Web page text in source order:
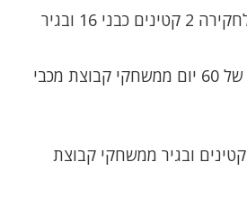
בתום ביצוע פעולות חקירה מהירות ובסיוע אנשי האבטחה במקום, עיכבו השוטרים לחקירה 2 קטינים כבני 16 ובגיר
לאחר שימוע שביצע קצין האג"מ בתחנה ל 3 המעוכבים , הורחקו השלושה לתקופה של 60 יום ממשחקי קבוצת מכבי
שוטרי מחוז מרכז הרחיקו אמש בתום שימוע, 2 קטינים ובגיר ממשחקי קבוצת